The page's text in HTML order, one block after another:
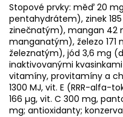
Stopové prvky: měď 20
pentahydrátem), zinek
zinečnatým), mangan 42
manganatým), železo
železnatým), jód 3,6 mg
inaktivovanými
vitamíny, provitamíny a
1300 MJ, vit. E (RRR-alfa-
166 µg, vit. C 300 mg,
mg; antioxidanty;